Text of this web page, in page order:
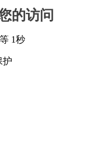
的访问
1秒
护